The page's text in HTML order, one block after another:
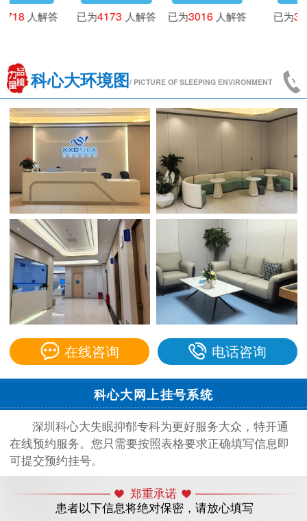
已为3718 人解答 已为4173 人解答 已为3016 人解答
科心大环境图/ PICTURE OF SLEEPING ENVIRONMENT
在线咨询 电话咨询
科心大网上挂号系统
深圳科心大失眠抑郁专科为更好服务大众，特开通
在线预约服务。您只需要按照表格要求正确填写信息即
可提交预约挂号。
郑重承诺
患者以下信息将绝对保密，请放心填写